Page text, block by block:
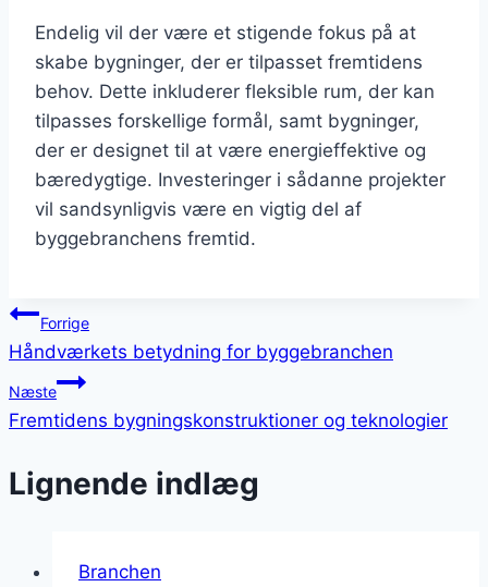
Endelig vil der være et stigende fokus på at
skabe bygninger, der er tilpasset fremtidens
behov. Dette inkluderer fleksible rum, der kan
tilpasses forskellige formål, samt bygninger,
der er designet til at være energieffektive og
bæredygtige. Investeringer i sådanne projekter
vil sandsynligvis være en vigtig del af
byggebranchens fremtid.
Indlægsnavigation
Forrige
Håndværkets betydning for byggebranchen
Næste
Fremtidens bygningskonstruktioner og teknologier
Lignende indlæg
Branchen